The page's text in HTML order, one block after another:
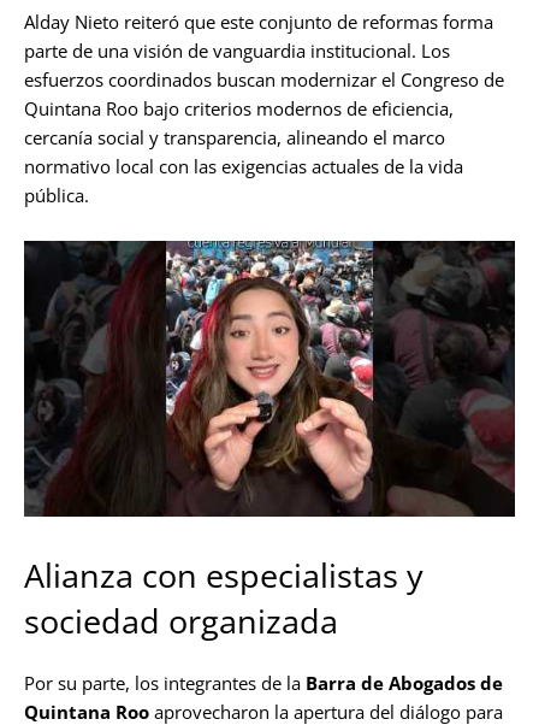
Alday Nieto reiteró que este conjunto de reformas forma
parte de una visión de vanguardia institucional. Los
esfuerzos coordinados buscan modernizar el Congreso de
Quintana Roo bajo criterios modernos de eficiencia,
cercanía social y transparencia, alineando el marco
normativo local con las exigencias actuales de la vida
pública.
Alianza con especialistas y
sociedad organizada
Por su parte, los integrantes de la Barra de Abogados de
Quintana Roo aprovecharon la apertura del diálogo para